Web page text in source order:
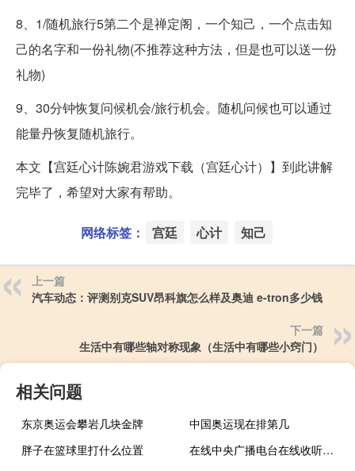
8、1/随机旅行5第二个是禅定阁，一个知己，一个点击知
己的名字和一份礼物(不推荐这种方法，但是也可以送一份
礼物)
9、30分钟恢复问候机会/旅行机会。随机问候也可以通过
能量丹恢复随机旅行。
本文【宫廷心计陈婉君游戏下载（宫廷心计）】到此讲解
完毕了，希望对大家有帮助。
网络标签： 宫廷 心计 知己
上一篇
汽车动态：评测别克SUV昂科旗怎么样及奥迪 e-tron多少钱
下一篇
生活中有哪些轴对称现象（生活中有哪些小窍门）
相关问题
东京奥运会攀岩几块金牌
中国奥运现在排第几
胖子在篮球里打什么位置
在线中央广播电台在线收听（中国广播网在线收听）